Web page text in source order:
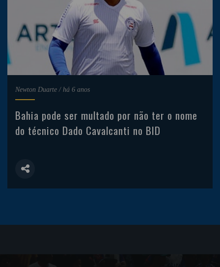
Newton Duarte / há 6 anos
Bahia pode ser multado por não ter o nome
do técnico Dado Cavalcanti no BID